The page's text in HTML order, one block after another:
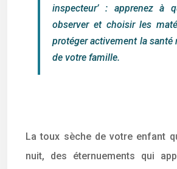
inspecteur’ : apprenez à
observer et choisir les
protéger activement la santé
de votre famille.
La toux sèche de votre enfant
nuit, des éternuements qui